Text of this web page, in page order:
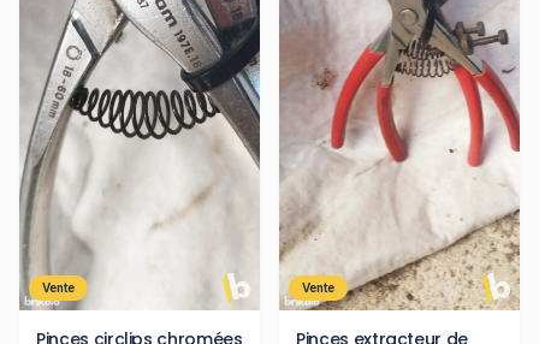
Vente
Pinces circlips chromées
Vente
Pinces extracteur de